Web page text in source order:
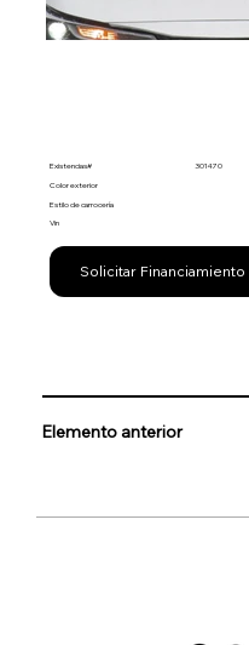
Elemento anterior
Existencias#
301470
Color exterior
Estilo de carrocería
Vin
Solicitar Financiamiento